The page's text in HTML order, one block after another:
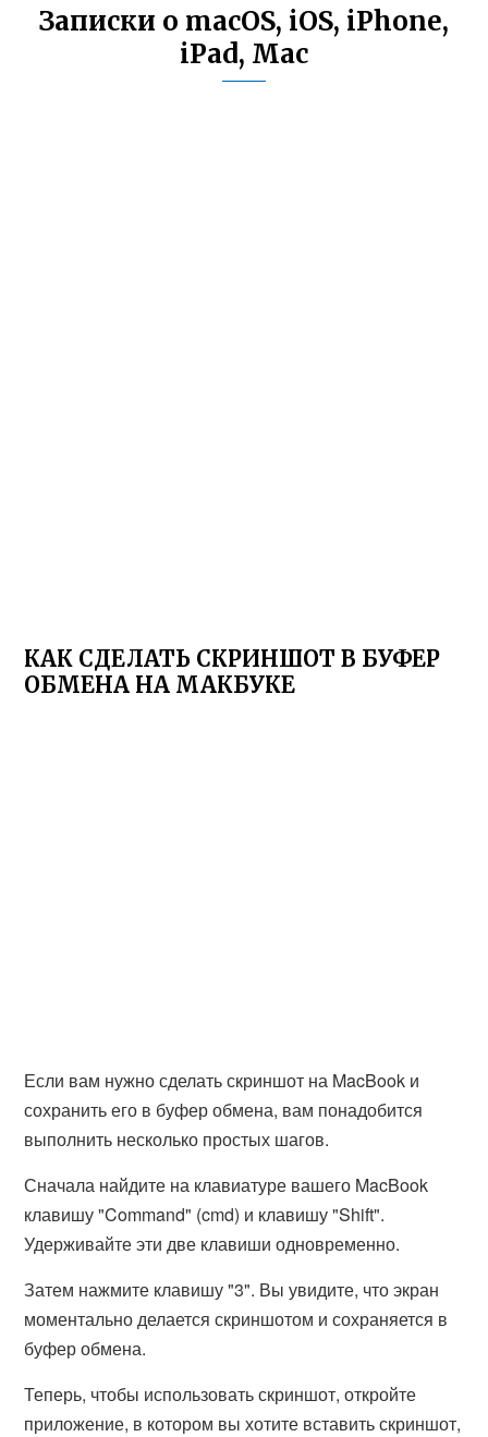
Записки о macOS, iOS, iPhone,
iPad, Mac
КАК СДЕЛАТЬ СКРИНШОТ В БУФЕР
ОБМЕНА НА МАКБУКЕ
Если вам нужно сделать скриншот на MacBook и
сохранить его в буфер обмена, вам понадобится
выполнить несколько простых шагов.
Сначала найдите на клавиатуре вашего MacBook
клавишу "Command" (cmd) и клавишу "Shift".
Удерживайте эти две клавиши одновременно.
Затем нажмите клавишу "3". Вы увидите, что экран
моментально делается скриншотом и сохраняется в
буфер обмена.
Теперь, чтобы использовать скриншот, откройте
приложение, в котором вы хотите вставить скриншот,